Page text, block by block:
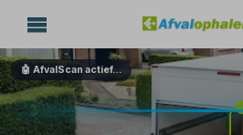
🤖 AfvalScan actief…